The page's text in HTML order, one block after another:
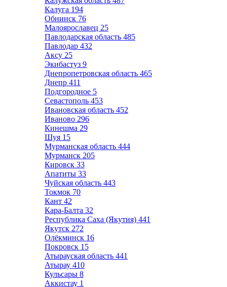
Калуга 194
Обнинск 76
Малоярославец 25
Павлодарская область 485
Павлодар 432
Аксу 25
Экибастуз 9
Днепропетровская область 465
Днепр 411
Подгородное 5
Севастополь 453
Ивановская область 452
Иваново 296
Кинешма 29
Шуя 15
Мурманская область 444
Мурманск 205
Кировск 33
Апатиты 33
Чуйская область 443
Токмок 70
Кант 42
Кара-Балта 32
Республика Саха (Якутия) 441
Якутск 272
Олёкминск 16
Покровск 15
Атырауская область 441
Атырау 410
Кульсары 8
Аккистау 1